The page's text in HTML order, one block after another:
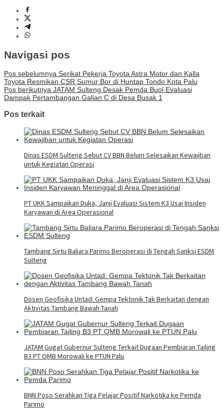
Navigasi pos
Pos sebelumnya Serikat Pekerja Toyota Astra Motor dan Kalla
Toyota Resmikan CSR Sumur Bor di Huntap Tondo Kota Palu
Pos berikutnya JATAM Sulteng Desak Pemda Buol Evaluasi
Dampak Pertambangan Galian C di Desa Busak 1
Pos terkait
Dinas ESDM Sulteng Sebut CV BBN Belum Selesaikan Kewajiban
untuk Kegiatan Operasi
PT UKK Sampaikan Duka, Janji Evaluasi Sistem K3 Usai Insiden
Karyawan di Area Operasional
Tambang Sirtu Baliara Parimo Beroperasi di Tengah Sanksi ESDM
Sulteng
Dosen Geofisika Untad: Gempa Tektonik Tak Berkaitan dengan
Aktivitas Tambang Bawah Tanah
JATAM Gugat Gubernur Sulteng Terkait Dugaan Pembiaran Tailing
B3 PT QMB Morowali ke PTUN Palu
BNN Poso Serahkan Tiga Pelajar Positif Narkotika ke Pemda
Parimo